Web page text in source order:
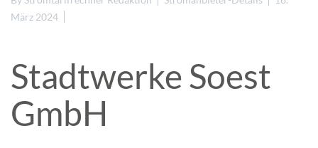
März 2024
Stadtwerke Soest
GmbH